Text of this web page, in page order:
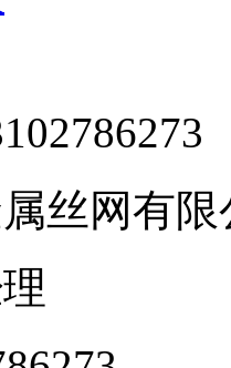
丝网有限